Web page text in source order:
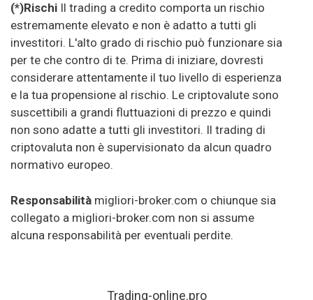
(*)Rischi Il trading a credito comporta un rischio
estremamente elevato e non è adatto a tutti gli
investitori. L'alto grado di rischio può funzionare sia
per te che contro di te. Prima di iniziare, dovresti
considerare attentamente il tuo livello di esperienza
e la tua propensione al rischio. Le criptovalute sono
suscettibili a grandi fluttuazioni di prezzo e quindi
non sono adatte a tutti gli investitori. Il trading di
criptovaluta non è supervisionato da alcun quadro
normativo europeo.
Responsabilità migliori-broker.com o chiunque sia
collegato a migliori-broker.com non si assume
alcuna responsabilità per eventuali perdite.
Trading-online.pro